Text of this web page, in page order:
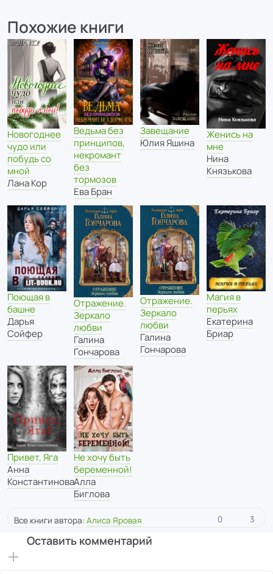
Похожие книги
Новогоднее
чудо или
побудь со
мной
Лана Кор
Ведьма без
принципов,
некромант
без
тормозов
Ева Бран
Завещание
Юлия Яшина
Женись на
мне
Нина
Князькова
Поющая в
башне
Дарья
Сойфер
Отражение.
Зеркало
любви
Галина
Гончарова
Отражение.
Зеркало
любви
Галина
Гончарова
Магия в
перьях
Екатерина
Бриар
Привет, Яга
Анна
Константинова
Не хочу быть
беременной!
Алла
Биглова
Все книги автора: Алиса Яровая 0 3
Оставить комментарий